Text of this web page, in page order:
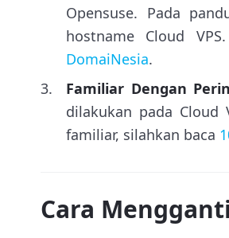
Opensuse. Pada
hostname Cloud
DomaiNesia.
Familiar Dengan
dilakukan pada Cloud
familiar, silahkan baca
Cara